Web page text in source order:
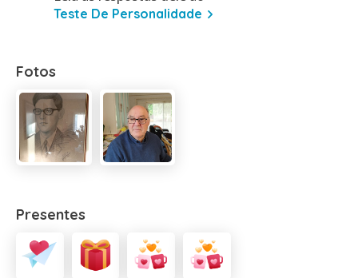
Teste De Personalidade
Fotos
Presentes